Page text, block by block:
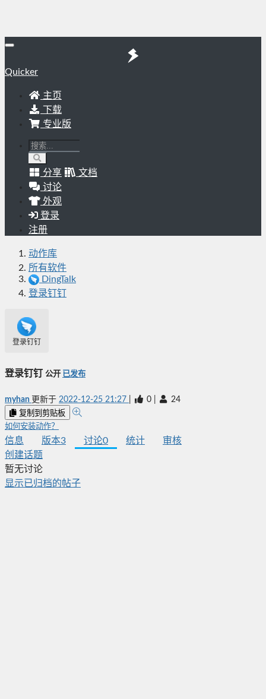
Quicker
主页
下载
专业版
分享
文档
讨论
外观
登录
注册
动作库
所有软件
DingTalk
登录钉钉
登录钉钉
登录钉钉 公开 已发布
myhan 更新于 2022-12-25 21:27 0 24
复制到剪贴板
如何安装动作？
信息 版本3 讨论0 统计
审核
创建话题
暂无讨论
显示已归档的帖子